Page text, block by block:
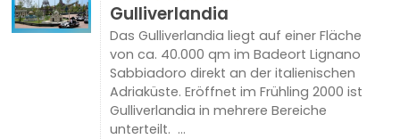
Gulliverlandia
Das Gulliverlandia liegt auf einer Fläche
von ca. 40.000 qm im Badeort Lignano
Sabbiadoro direkt an der italienischen
Adriaküste. Eröffnet im Frühling 2000 ist
Gulliverlandia in mehrere Bereiche
unterteilt. ...